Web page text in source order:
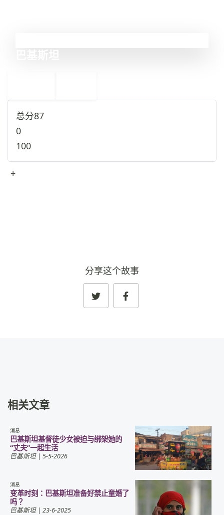
总分87
0
100
+
分享这个故事
相关文章
消息
巴基斯坦基督徒少女被迫与绑架她的
“丈夫”一起生活
巴基斯坦| 5-5-2026
消息
变革时刻：巴基斯坦准备好禁止童婚了
吗？
巴基斯坦| 23-6-2025